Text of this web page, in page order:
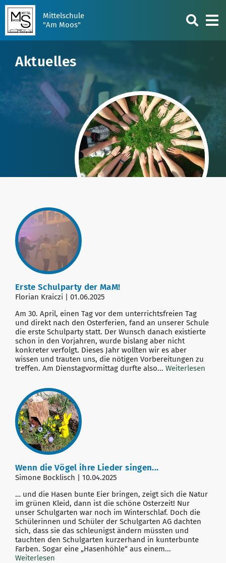
Mittelschule
"Am Moos"
Aktuelles
Erste Schulparty der MaM!
Florian Kraiczi | 01.06.2025
Am 30. April, einen Tag vor dem unterrichtsfreien Tag
und direkt nach den Osterferien, fand an unserer Schule
die erste Schulparty statt. Der Wunsch danach existierte
schon in den Vorjahren, wurde bislang aber nicht
konkreter verfolgt. Dieses Jahr wollten wir es aber
wissen und trauten uns, die nötigen Vorbereitungen zu
treffen. Am Dienstagvormittag durfte also... Weiterlesen
Wenn die Vögel ihre Lieder singen...
Simone Bocklisch | 10.04.2025
… und die Hasen bunte Eier bringen, zeigt sich die Natur
im grünen Kleid, dann ist die schöne Osterzeit! Nur
unser Schulgarten war noch im Winterschlaf. Doch die
Schülerinnen und Schüler der Schulgarten AG dachten
sich, dass sie das schleunigst ändern müssten und
tauchten den Schulgarten kurzerhand in kunterbunte
Farben. Sogar eine „Hasenhöhle“ aus einem...
Weiterlesen